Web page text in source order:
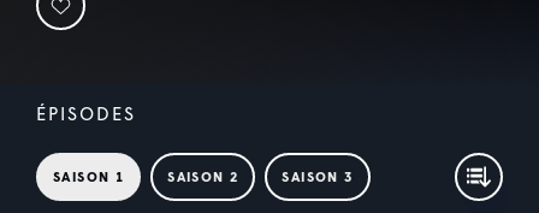
ÉPISODES
SAISON 1 SAISON 2 SAISON 3